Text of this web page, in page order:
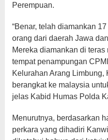
Perempuan.
“Benar, telah diamankan
orang dari daerah Jawa
Mereka diamankan di
tempat penampungan
Kelurahan Arang Limbung,
berangkat ke malaysia
jelas Kabid Humas Polda
Menurutnya, berdasarkan
perkara yang dihadiri